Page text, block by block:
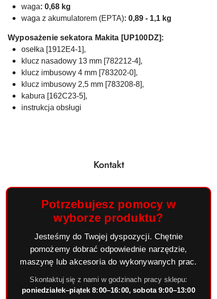
waga: 0,68 kg
waga z akumulatorem (EPTA): 0,89 - 1,1 kg
Wyposażenie sekatora Makita [UP100DZ]:
osełka [1912E4-1],
klucz nasadowy 13 mm [782212-4],
klucz imbusowy 4 mm [783202-0],
klucz imbusowy 2,5 mm [783208-8],
kabura [162C23-5],
instrukcja obsługi
Kontakt
Potrzebujesz pomocy w
wyborze produktu?
Jesteśmy do Twojej dyspozycji. Chętnie
pomożemy dobrać odpowiednie narzędzie,
maszynę lub akcesoria do wykonywanych prac.
Skontaktuj się z nami w godzinach pracy sklepu:
poniedziałek–piątek 8:00–16:00, sobota 9:00–13:00